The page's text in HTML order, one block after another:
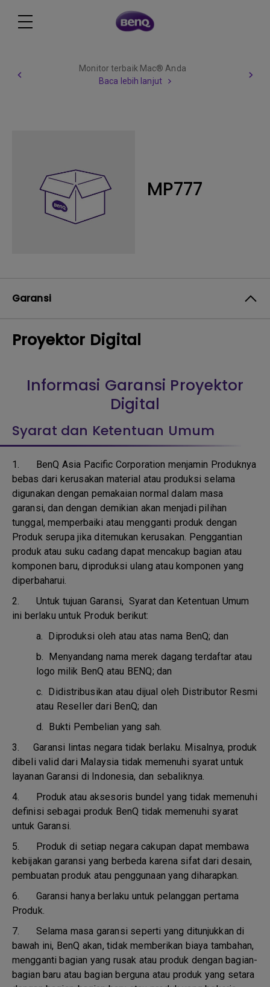
lanjut
lapangan
MP777
Garansi
Proyektor Digital
Informasi Garansi Proyektor
Digital
Syarat dan Ketentuan Umum
1. BenQ Asia Pacific Corporation menjamin Produknya
bebas dari kerusakan material atau produksi selama
digunakan dengan pemakaian normal dalam masa
garansi, dan dengan demikian akan menjadi pilihan
tunggal, memperbaiki atau mengganti produk dengan
Produk serupa jika ditemukan kerusakan. Penggantian
produk atau suku cadang dapat mencakup bagian atau
komponen baru, diproduksi ulang atau komponen yang
diperbaharui.
2. Untuk tujuan Garansi, Syarat dan Ketentuan Umum
ini berlaku untuk Produk berikut:
a. Diproduksi oleh atau atas nama BenQ; dan
b. Menyandang nama merek dagang terdaftar atau
logo milik BenQ atau BENQ; dan
c. Didistribusikan atau dijual oleh Distributor Resmi
atau Reseller dari BenQ; dan
d. Bukti Pembelian yang sah.
3.Garansi lintas negara tidak berlaku. Misalnya, produk
dibeli valid dari Malaysia tidak memenuhi syarat untuk
layanan Garansi di Indonesia, dan sebaliknya.
4. Produk atau aksesoris bundel yang tidak memenuhi
definisi sebagai produk BenQ tidak memenuhi syarat
untuk Garansi.
5. Produk di setiap negara cakupan dapat membawa
kebijakan garansi yang berbeda karena sifat dari desain,
pembuatan produk atau penggunaan yang diharapkan.
6. Garansi hanya berlaku untuk pelanggan pertama
Produk.
7. Selama masa garansi seperti yang ditunjukkan di
bawah ini, BenQ akan, tidak memberikan biaya tambahan,
mengganti bagian yang rusak atau produk dengan bagian-
bagian baru atau bagian berguna atau produk yang setara